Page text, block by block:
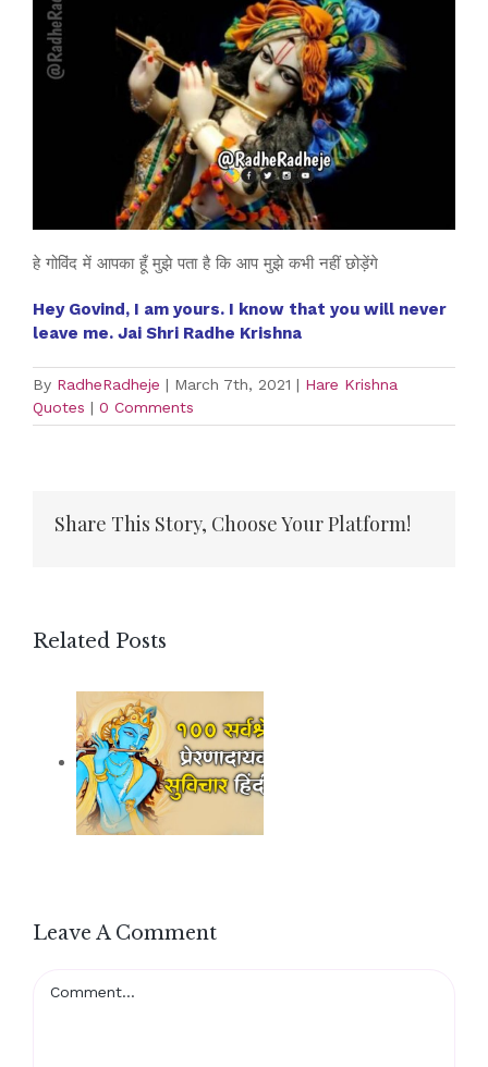
हे गोविंद में आपका हूँ मुझे पता है कि आप मुझे कभी नहीं छोड़ेंगे
Hey Govind, I am yours. I know that you will never
leave me. Jai Shri Radhe Krishna
By RadheRadheje | March 7th, 2021 | Hare Krishna
Quotes | 0 Comments
Share This Story, Choose Your Platform!
Related Posts
Leave A Comment